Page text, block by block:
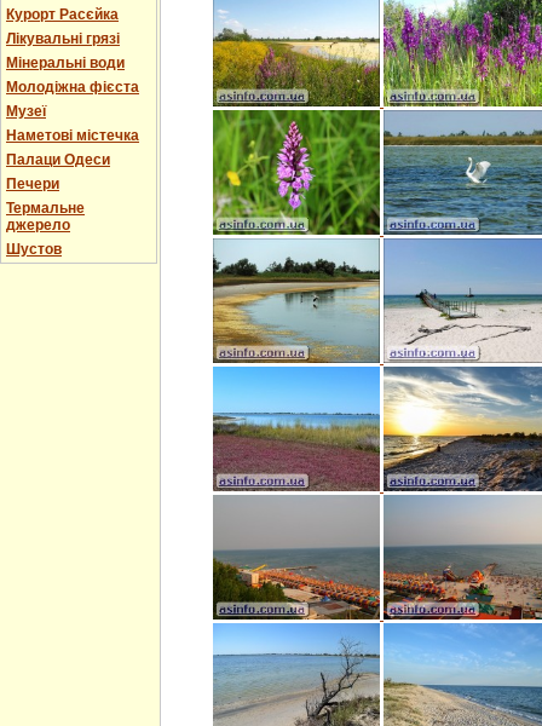
Курорт Расєйка
Лікувальні грязі
Мінеральні води
Молодіжна фієста
Музеї
Наметові містечка
Палаци Одеси
Печери
Термальне
джерело
Шустов